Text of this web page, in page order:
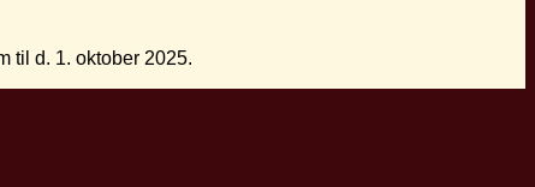
til d. 1. oktober 2025.